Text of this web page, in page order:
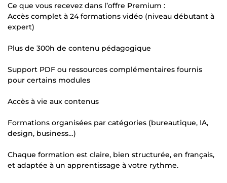
Ce que vous recevez dans l’offre Premium :
Accès complet à 24 formations vidéo (niveau débutant à
expert)
Plus de 300h de contenu pédagogique
Support PDF ou ressources complémentaires fournis
pour certains modules
Accès à vie aux contenus
Formations organisées par catégories (bureautique, IA,
design, business…)
Chaque formation est claire, bien structurée, en français,
et adaptée à un apprentissage à votre rythme.